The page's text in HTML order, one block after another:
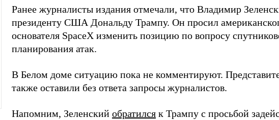
Ранее журналисты издания отмечали, что Владимир
президенту США Дональду Трампу. Он просил
основателя SpaceX изменить позицию по вопросу
планирования атак.
В Белом доме ситуацию пока не комментируют.
также оставили без ответа запросы журналистов.
Напомним, Зеленский обратился к Трампу с просьбой